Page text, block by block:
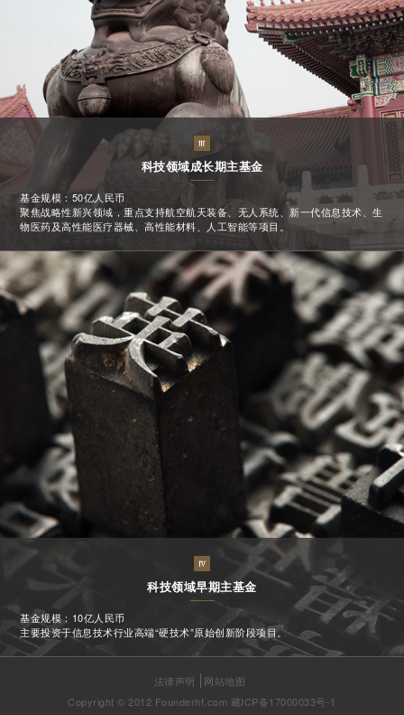
科技领域成长期主基金
基金规模：50亿人民币
聚焦战略性新兴领域，重点支持航空航天装备、无人系统、新一代信息技术、生
物医药及高性能医疗器械、高性能材料、人工智能等项目。
科技领域早期主基金
基金规模：10亿人民币
主要投资于信息技术行业高端“硬技术”原始创新阶段项目。
法律声明
网站地图
Copyright © 2012 Founderhf.com 藏ICP备17000033号-1